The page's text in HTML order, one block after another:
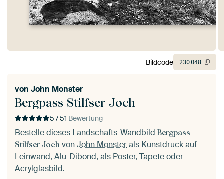
Bergpass Stilfser Joch
von John Monster
5 / 51 Bewertung
Bestelle dieses Landschafts-Wandbild Bergpass
Stilfser Joch vonJohn Monsterals Kunstdruck auf
Leinwand, Alu-Dibond, als Poster, Tapete oder
Acrylglasbild.
Bildcode 230048